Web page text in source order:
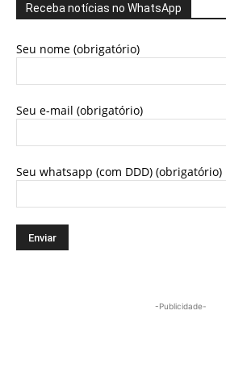
Receba notícias no WhatsApp
Seu nome (obrigatório)
Seu e-mail (obrigatório)
Seu whatsapp (com DDD) (obrigatório)
-Publicidade-